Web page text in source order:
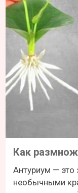
Как
Антуриум — это
необычными